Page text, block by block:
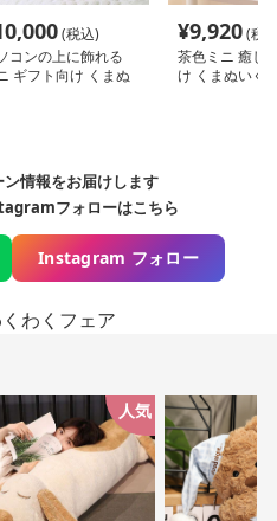
(税込)
コンの上に飾れる
ギフト向け くまぬ
¥9,920(税
茶色ミニ 癒し
け くまぬいぐ
情報をお届けします
フォローはこちら
Instagram フォロー
人気